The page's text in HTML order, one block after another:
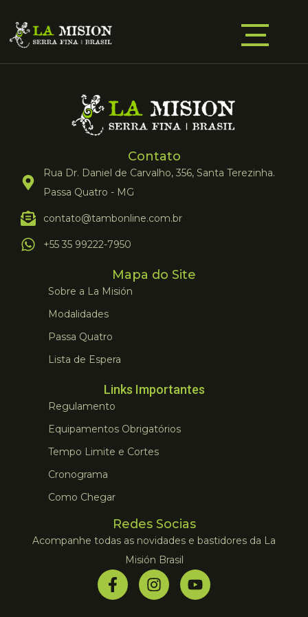
Contato
Rua Dr. Daniel de Carvalho, 356, Santa Terezinha.
Passa Quatro - MG
contato@tambonline.com.br
+55 35 99222-7950
Mapa do Site
Sobre a La Misión
Modalidades
Passa Quatro
Lista de Espera
Links Importantes
Regulamento
Equipamentos Obrigatórios
Tempo Limite e Cortes
Cronograma
Como Chegar
Redes Socias
Acompanhe todas as novidades e bastidores da La
Misión Brasil